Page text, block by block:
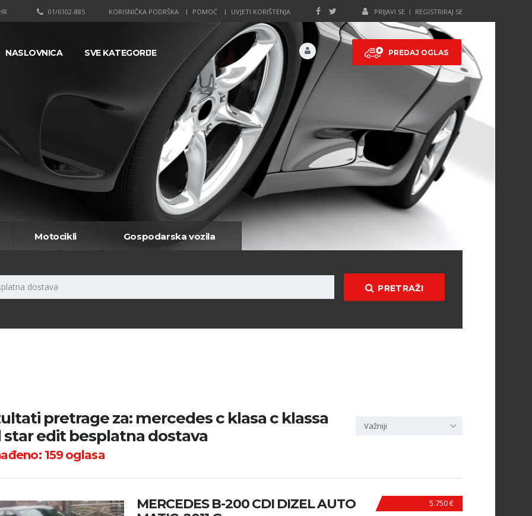
PRIJAVI SE REGISTRIRAJ SE
KORISNIČKA PODRŠKA POMOĆ UVJETI KORIŠTENJA
01/6102-885
PREDAJ OGLAS
NASLOVNICA SVE KATEGORIJE
Motocikli Gospodarska vozila
PRETRAŽI
pretrage za: mercedes c klasa c klassa
star edit besplatna dostava
159oglasa
Važniji
5.750 €
MERCEDES B-200 CDI DIZEL AUTO